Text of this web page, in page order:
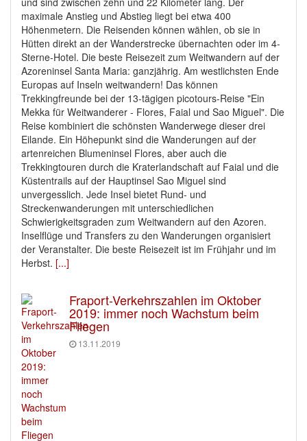
maximale Anstieg und Abstieg liegt bei etwa 400
Höhenmetern. Die Reisenden können wählen, ob sie in
Hütten direkt an der Wanderstrecke übernachten oder im 4-
Sterne-Hotel. Die beste Reisezeit zum Weitwandern auf der
Azoreninsel Santa Maria: ganzjährig. Am westlichsten Ende
Europas auf Inseln weitwandern! Das können
Trekkingfreunde bei der 13-tägigen picotours-Reise "Ein
Mekka für Weitwanderer - Flores, Faial und Sao Miguel". Die
Reise kombiniert die schönsten Wanderwege dieser drei
Eilande. Ein Höhepunkt sind die Wanderungen auf der
artenreichen Blumeninsel Flores, aber auch die
Trekkingtouren durch die Kraterlandschaft auf Faial und die
Küstentrails auf der Hauptinsel Sao Miguel sind
unvergesslich. Jede Insel bietet Rund- und
Streckenwanderungen mit unterschiedlichen
Schwierigkeitsgraden zum Weitwandern auf den Azoren.
Inselflüge und Transfers zu den Wanderungen organisiert
der Veranstalter. Die beste Reisezeit ist im Frühjahr und im
Herbst. [...]
Fraport-Verkehrszahlen im Oktober
2019: immer noch Wachstum beim
Fliegen
13.11.2019